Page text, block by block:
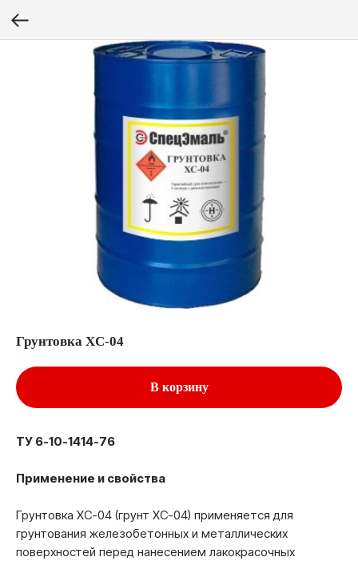
Грунтовка XC-04
В корзину
ТУ 6-10-1414-76
Применение и свойства
Грунтовка ХС-04 (грунт ХС-04) применяется для
грунтования железобетонных и металлических
поверхностей перед нанесением лакокрасочных